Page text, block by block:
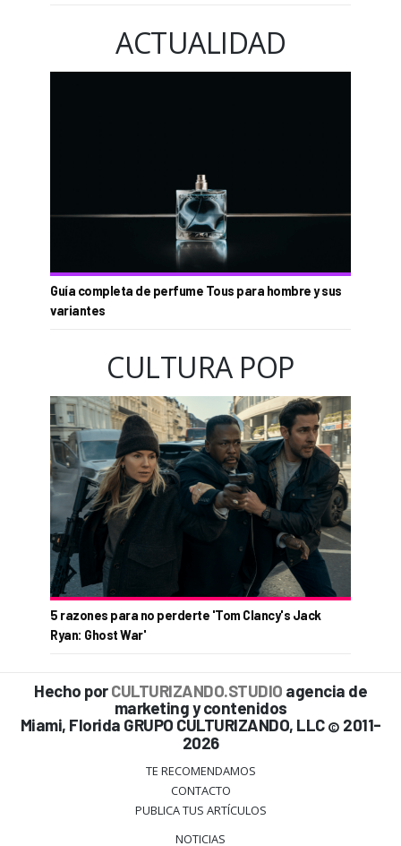
ACTUALIDAD
Guía completa de perfume Tous para hombre y sus
variantes
CULTURA POP
5 razones para no perderte 'Tom Clancy's Jack
Ryan: Ghost War'
Hecho porCULTURIZANDO.STUDIO agencia de
marketing y contenidos
Miami, Florida GRUPO CULTURIZANDO, LLC © 2011-
2026
TE RECOMENDAMOS
CONTACTO
PUBLICA TUS ARTÍCULOS
NOTICIAS